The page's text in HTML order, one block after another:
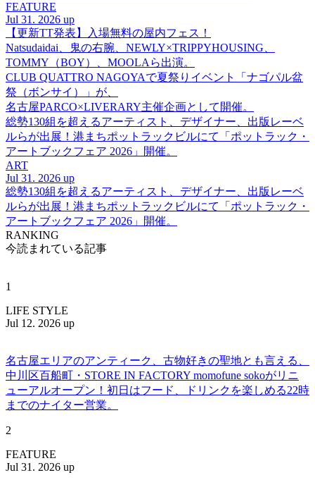
FEATURE
Jul 31. 2026 up
【更新TT発表】入場無料の屋内フェス！
Natsudaidai、鬼の右腕、NEWLY×TRIPPYHOUSING、
TOMMY（BOY）、MOOLAら出演。
CLUB QUATTRO NAGOYAで夏祭りイベント「ナゴパル盆
祭（ボンサイ）」が、
名古屋PARCO×LIVERARY主催企画として開催。
総勢130組を超えるアーティスト、デザイナー、出版レーベ
ルらが出展！港まちポットラックビルにて「ポットラック・
アートブックフェア 2026」開催。
ART
Jul 31. 2026 up
総勢130組を超えるアーティスト、デザイナー、出版レーベ
ルらが出展！港まちポットラックビルにて「ポットラック・
アートブックフェア 2026」開催。
RANKING
今読まれている記事
1
LIFE STYLE
Jul 12. 2026 up
名古屋エリアのアンティーク、古物好きの聖地とも言える、
中川区百船町・STORE IN FACTORY momofune sokoがリニ
ューアルオープン！初日はフード、ドリンクを楽しめる22時
までのナイター営業。
2
FEATURE
Jul 31. 2026 up